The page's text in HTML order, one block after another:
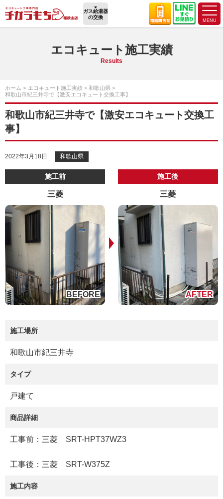
ガス給湯器
の交換
エコキュート施工実績
Results
ホーム エコキュート施工実績
和歌山県
和歌山市紀三井寺で【激安エコキュート交換工事】
和歌山市紀三井寺で【激安エコキュート交換工
事】
2022年3月18日 和歌山県
施工前
三菱
施工後
三菱
施工場所
和歌山市紀三井寺
タイプ
戸建て
商品詳細
工事前：三菱 SRT-HPT37WZ3
工事後：三菱 SRT-W375Z
施工内容